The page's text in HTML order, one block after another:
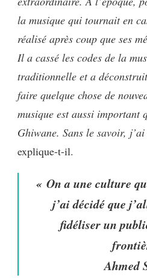
la musique qui tournait en
réalisé après coup que ses
Il a cassé les codes de la
traditionnelle et a
faire quelque chose de
musique est aussi important
Ghiwane. Sans le savoir,
explique-t-il.
« On a une culture
j’ai décidé que
fidéliser un
Ahmed